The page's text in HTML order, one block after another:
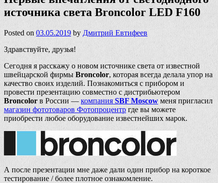
источника света Broncolor LED F160
Posted on 03.05.2019 by Дмитрий Евтифеев
Здравствуйте, друзья!
Сегодня я расскажу о новом источнике света от известной
швейцарской фирмы Broncolor, которая всегда делала упор на
качество своих изделий. Познакомиться с прибором и
провести презентацию совместно с дистрибьютером
Broncolor в России —компания SBF Moscow меня пригласил
магазин фототоваров Фотопроцентр где вы можете
приобрести любое оборудование известнейших марок.
А после презентации мне даже дали один прибор на короткое
тестирование / более плотное ознакомление.